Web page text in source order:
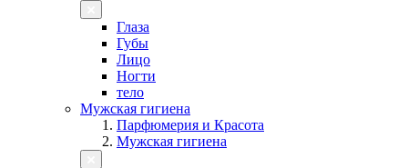
Глаза
Губы
Лицо
Ногти
тело
Мужская гигиена
Парфюмерия и Красота
Мужская гигиена